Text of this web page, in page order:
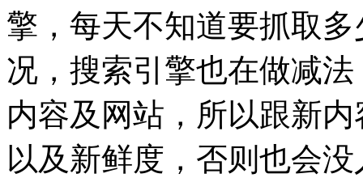
擎，每天不知道要抓取
况，搜索引擎也在做减
内容及网站，所以跟新
以及新鲜度，否则也会